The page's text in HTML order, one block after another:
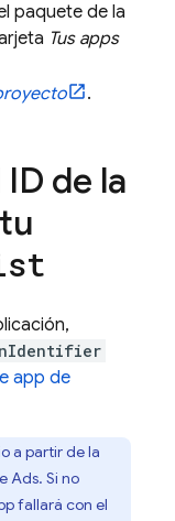
paquete de la
Tus apps
.
de la
app de
a partir de la
Ads. Si no
fallará con el